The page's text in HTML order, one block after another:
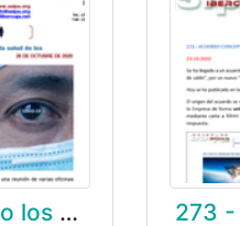
274 – Cuando los “zonas” ponen en riesgo la salud de los trabajadores.